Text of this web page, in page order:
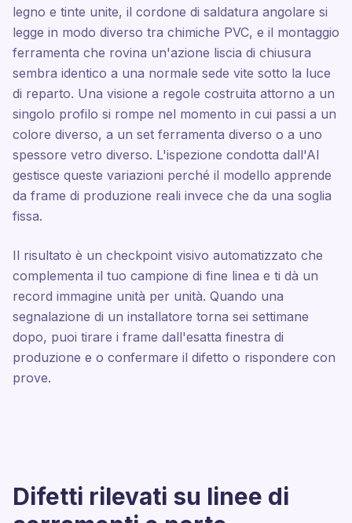
legno e tinte unite, il cordone di saldatura angolare si
legge in modo diverso tra chimiche PVC, e il montaggio
ferramenta che rovina un'azione liscia di chiusura
sembra identico a una normale sede vite sotto la luce
di reparto. Una visione a regole costruita attorno a un
singolo profilo si rompe nel momento in cui passi a un
colore diverso, a un set ferramenta diverso o a uno
spessore vetro diverso. L'ispezione condotta dall'AI
gestisce queste variazioni perché il modello apprende
da frame di produzione reali invece che da una soglia
fissa.
Il risultato è un checkpoint visivo automatizzato che
complementa il tuo campione di fine linea e ti dà un
record immagine unità per unità. Quando una
segnalazione di un installatore torna sei settimane
dopo, puoi tirare i frame dall'esatta finestra di
produzione e o confermare il difetto o rispondere con
prove.
Difetti rilevati su linee di